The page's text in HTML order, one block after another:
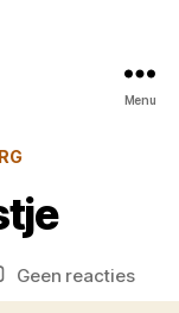
Menu
Geen reactiesop